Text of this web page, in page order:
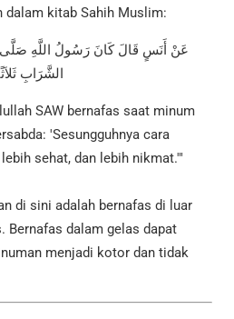
kitab Sahih Muslim:
عَنْ أَنَسٍ قَالَ كَانَ رَسُولُ اللَّهِ صَلَّى
الشَّرَابِ
SAW bernafas saat minum
'Sesungguhnya cara
sehat, dan lebih nikmat.'"
di sini adalah bernafas di luar
Bernafas dalam gelas dapat
menjadi kotor dan tidak